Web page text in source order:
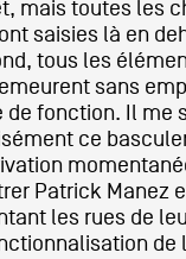
mais toutes les
saisies là en
tous les
sans
de fonction. Il me
ce
Patrick Manez
les rues de
de